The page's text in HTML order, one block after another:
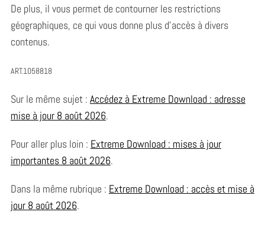
De plus, il vous permet de contourner les restrictions
géographiques, ce qui vous donne plus d’accès à divers
contenus.
ART.1058818
Sur le même sujet : Accédez à Extreme Download : adresse
mise à jour 8 août 2026.
Pour aller plus loin : Extreme Download : mises à jour
importantes 8 août 2026.
Dans la même rubrique : Extreme Download : accès et mise à
jour 8 août 2026.